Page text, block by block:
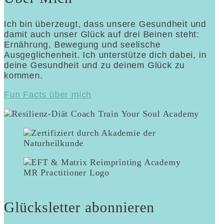
Ich bin überzeugt, dass unsere Gesundheit und
damit auch unser Glück auf drei Beinen steht:
Ernährung, Bewegung und seelische
Ausgeglichenheit. Ich unterstütze dich dabei, in
deine Gesundheit und zu deinem Glück zu
kommen.
Fun Facts über mich
Glücksletter abonnieren